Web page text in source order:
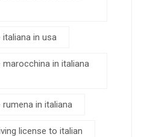
in usa
in italiana
in italiana
license to italian